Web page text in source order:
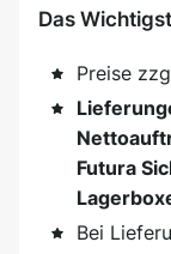
Das
Preise
Futura
Bei